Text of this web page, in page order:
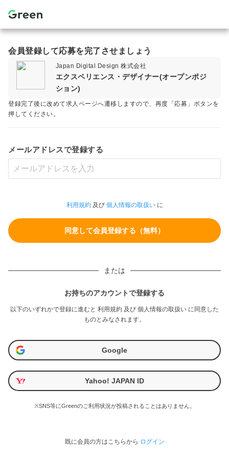
会員登録して応募を完了させましょう
Japan Digital Design 株式会社
エクスペリエンス・デザイナー(オープンポジ
ション)
登録完了後に改めて求人ページへ遷移しますので、再度「応募」ボタンを
押してください。
メールアドレスで登録する
利用規約及び 個人情報の取扱いに
または
お持ちのアカウントで登録する
以下のいずれかで登録に進むと 利用規約 及び 個人情報の取扱い に同意した
ものとみなされます。
Google
Yahoo! JAPAN ID
※SNS等にGreenのご利用状況が投稿されることはありません。
既に会員の方はこちらから ログイン